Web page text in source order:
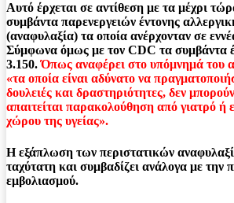
Αυτό έρχεται σε αντίθεση με τα μέχρι
συμβάντα παρενεργειών έντονης
(αναφυλαξία) τα οποία ανέρχονταν σε
Σύμφωνα όμως με τον CDC τα συμβάντα
3.150.Όπως αναφέρει στο υπόμνημά του
«τα οποία είναι αδύνατο να
δουλειές και δραστηριότητες, δεν
απαιτείται παρακολούθηση από γιατρό ή
χώρου της υγείας».
Η εξάπλωση των περιστατικών
ταχύτατη και συμβαδίζει ανάλογα με την
εμβολιασμού.